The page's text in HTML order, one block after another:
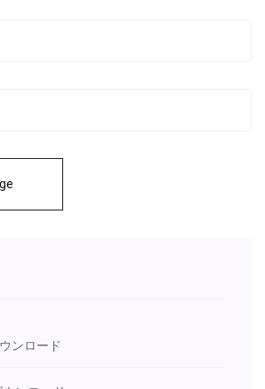
ンロード